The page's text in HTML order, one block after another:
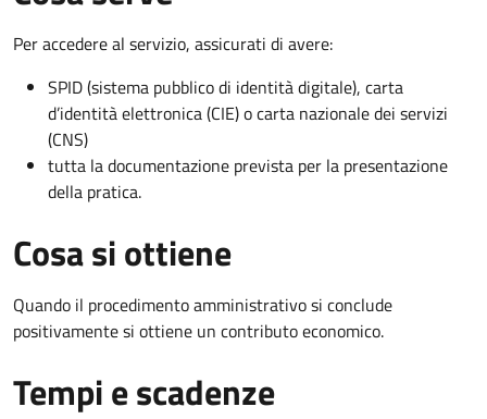
Per accedere al servizio, assicurati di avere:
SPID (sistema pubblico di identità digitale), carta
d’identità elettronica (CIE) o carta nazionale dei servizi
(CNS)
tutta la documentazione prevista per la presentazione
della pratica.
Cosa si ottiene
Quando il procedimento amministrativo si conclude
positivamente si ottiene un contributo economico.
Tempi e scadenze